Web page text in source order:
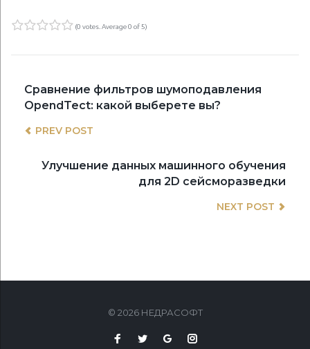
(0 votes. Average0 of 5)
НАВИГАЦИЯ
ПО
ЗАПИСЯМ
Сравнение фильтров шумоподавления
OpendTect: какой выберете вы?
PREV POST
Previous
post:
Улучшение данных машинного обучения
для 2D сейсморазведки
NEXT POST
post:
© 2026 НЕДРАСОФТ
Facebook
Twitter GoogleInstagram